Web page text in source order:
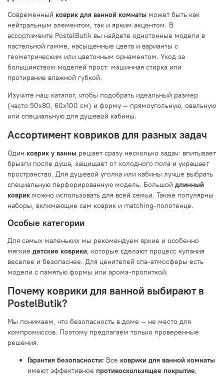
Современный коврик для ванной комнаты может быть как
нейтральным элементом, так и ярким акцентом. В
ассортименте PostelButik вы найдете однотонные модели в
пастельной гамме, насыщенные цвета и варианты с
геометрическим или цветочным орнаментом. Уход за
большинством моделей прост: машинная стирка или
протирание влажной губкой.
Изучите наш каталог, чтобы подобрать идеальный размер
(часто 50x80, 60x100 см) и форму — прямоугольную, овальную
или специальную для душевой кабины.
Ассортимент ковриков для разных задач
Один коврик у ванны решает сразу несколько задач: впитывает
брызги после душа, защищает от холодного пола и украшает
пространство. Для душевой уголка или кабины лучше выбрать
специальную перфорированную модель. Большой длинный
коврик можно использовать для всей семьи. Также популярны
наборы, включающие сам коврик и matching-полотенце.
Особые категории
Для самых маленьких мы рекомендуем яркие и особенно
мягкие детские коврики, которые сделают процесс купания
веселее и безопаснее. Для ценителей спа-атмосферы есть
модели с памятью формы или арома-пропиткой.
Почему коврики для ванной выбирают в
PostelButik?
Мы понимаем, что безопасность в доме — не место для
компромиссов. Поэтому предлагаем только проверенные
решения.
Гарантия безопасности: Все коврики для ванной комнаты
имеют эффективное противоскользящее покрытие,